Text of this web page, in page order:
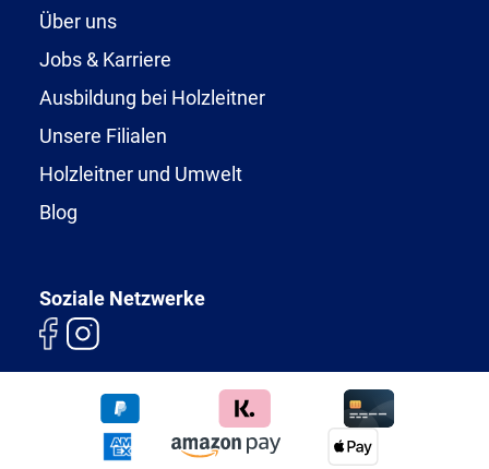
Über uns
Jobs & Karriere
Ausbildung bei Holzleitner
Unsere Filialen
Holzleitner und Umwelt
Blog
Soziale Netzwerke